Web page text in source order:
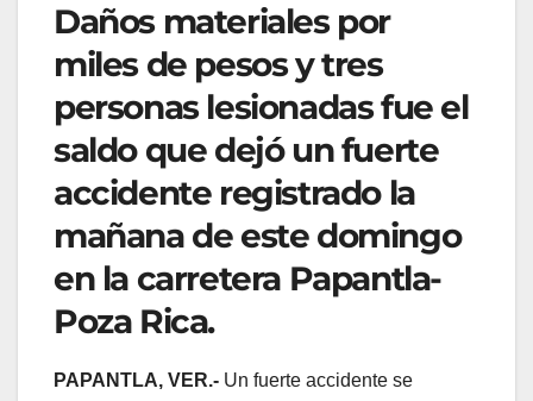
Daños materiales por
miles de pesos y tres
personas lesionadas fue el
saldo que dejó un fuerte
accidente registrado la
mañana de este domingo
en la carretera Papantla-
Poza Rica.
PAPANTLA, VER.- Un fuerte accidente se